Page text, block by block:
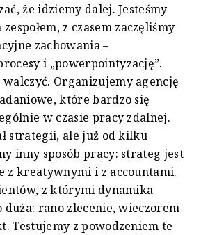
że idziemy dalej. Jesteśmy
z czasem zaczęliśmy
zachowania –
i „powerpointyzację”.
Organizujemy agencję
które bardzo się
w czasie pracy zdalnej.
strategii, ale już od kilku
inny sposób pracy: strateg jest
z kreatywnymi i z accountami.
z którymi dynamika
rano zlecenie, wieczorem
Testujemy z powodzeniem te